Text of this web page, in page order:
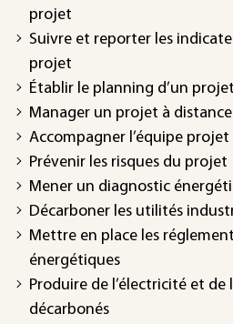
projet
Suivre et reporter les
projet
Établir le planning d’un projet
Manager un projet à distance
Accompagner l’équipe projet
Prévenir les risques du projet
Mener un diagnostic
Décarboner les utilités
Mettre en place les
énergétiques
Produire de l’électricité et de
décarbonés